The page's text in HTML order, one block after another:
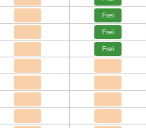
Frei
Frei
Frei